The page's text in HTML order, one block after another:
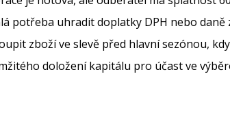
potřeba uhradit doplatky DPH nebo
zboží ve slevě před hlavní sezónou,
doložení kapitálu pro účast ve